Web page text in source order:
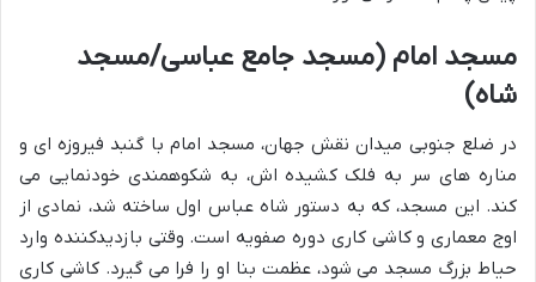
مسجد امام (مسجد جامع عباسی/مسجد
شاه)
در ضلع جنوبی میدان نقش جهان، مسجد امام با گنبد فیروزه ای و
مناره های سر به فلک کشیده اش، به شکوهمندی خودنمایی می
کند. این مسجد، که به دستور شاه عباس اول ساخته شد، نمادی از
اوج معماری و کاشی کاری دوره صفویه است. وقتی بازدیدکننده وارد
حیاط بزرگ مسجد می شود، عظمت بنا او را فرا می گیرد. کاشی کاری